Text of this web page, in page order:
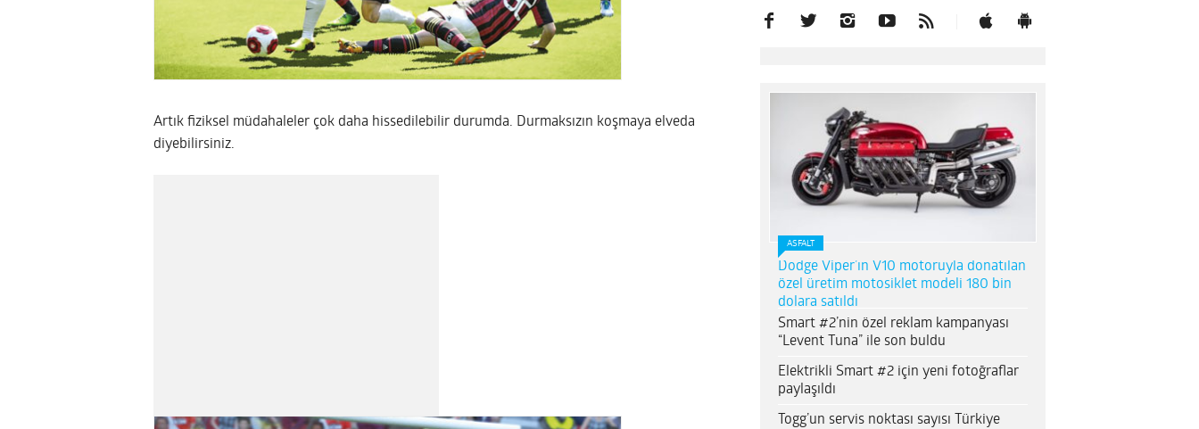
Artık fiziksel müdahaleler çok daha hissedilebilir durumda. Durmaksızın koşmaya elveda
diyebilirsiniz.
ASFALT
Dodge Viper’ın V10 motoruyla donatılan
özel üretim motosiklet modeli 180 bin
dolara satıldı
Smart #2’nin özel reklam kampanyası
“Levent Tuna” ile son buldu
Elektrikli Smart #2 için yeni fotoğraflar
paylaşıldı
Togg’un servis noktası sayısı Türkiye